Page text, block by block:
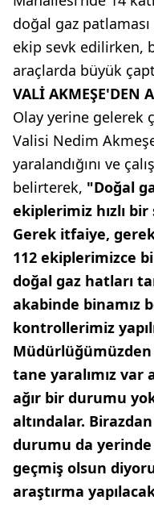
doğal gaz patlaması
ekip sevk edilirken,
araçlarda büyük
VALİ AKMEŞE'DEN
Olay yerine gelerek
Valisi Nedim
yaralandığını ve
belirterek, "Doğal
ekiplerimiz hızlı
Gerek itfaiye,
112 ekiplerimizce
doğal gaz hatları
akabinde binamız
kontrollerimiz
Müdürlüğümüzden
tane yaralımız
ağır bir durumu
altındalar.
durumu da
geçmiş olsun
araştırma